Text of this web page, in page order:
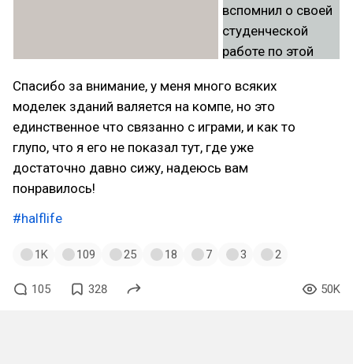
Спасибо за внимание, у меня много всяких
моделек зданий валяется на компе, но это
единственное что связанно с играми, и как то
глупо, что я его не показал тут, где уже
достаточно давно сижу, надеюсь вам
понравилось!
#halflife
1K 109 25 18 7 3 2
105 328 50K